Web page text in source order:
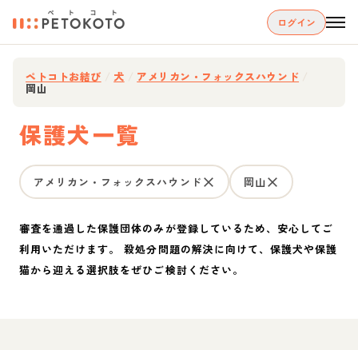
ログイン
ペトコトお結び 犬 アメリカン・フォックスハウンド
岡山
保護犬一覧
アメリカン・フォックスハウンド 岡山
審査を通過した保護団体のみが登録しているため、安心してご
利用いただけます。 殺処分問題の解決に向けて、保護犬や保護
猫から迎える選択肢をぜひご検討ください。